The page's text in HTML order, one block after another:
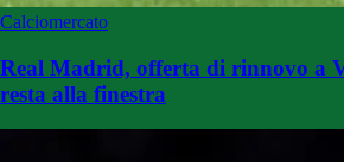
Calciomercato
Real Madrid, offerta di rinnovo a
resta alla finestra